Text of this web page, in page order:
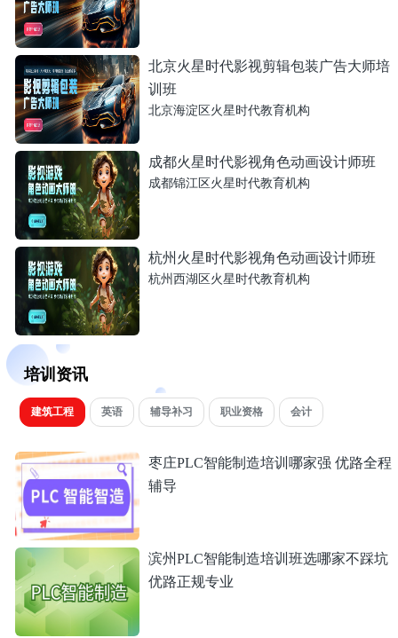
北京火星时代影视剪辑包装广告大师培
训班
北京海淀区火星时代教育机构
成都火星时代影视角色动画设计师班
成都锦江区火星时代教育机构
杭州火星时代影视角色动画设计师班
杭州西湖区火星时代教育机构
培训资讯
建筑工程 英语 辅导补习 职业资格 会计
枣庄PLC智能制造培训哪家强 优路全程
辅导
滨州PLC智能制造培训班选哪家不踩坑
优路正规专业